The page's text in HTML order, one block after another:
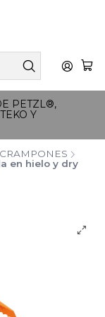
PETZL®,
Y
CRAMPONES
en hielo y dry